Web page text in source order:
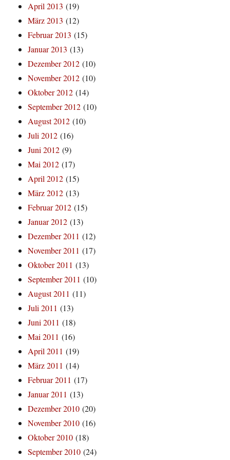
April 2013 (19)
März 2013 (12)
Februar 2013 (15)
Januar 2013 (13)
Dezember 2012 (10)
November 2012 (10)
Oktober 2012 (14)
September 2012 (10)
August 2012 (10)
Juli 2012 (16)
Juni 2012 (9)
Mai 2012 (17)
April 2012 (15)
März 2012 (13)
Februar 2012 (15)
Januar 2012 (13)
Dezember 2011 (12)
November 2011 (17)
Oktober 2011 (13)
September 2011 (10)
August 2011 (11)
Juli 2011 (13)
Juni 2011 (18)
Mai 2011 (16)
April 2011 (19)
März 2011 (14)
Februar 2011 (17)
Januar 2011 (13)
Dezember 2010 (20)
November 2010 (16)
Oktober 2010 (18)
September 2010 (24)